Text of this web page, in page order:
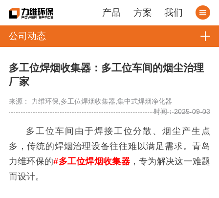
产品 方案 我们
公司动态
多工位焊烟收集器：多工位车间的烟尘治理
厂家
来源： 力维环保,多工位焊烟收集器,集中式焊烟净化器
时间：2025-09-03
多工位车间由于焊接工位分散、烟尘产生点
多，传统的焊烟治理设备往往难以满足需求。青岛
力维环保的#多工位焊烟收集器，专为解决这一难题
而设计。